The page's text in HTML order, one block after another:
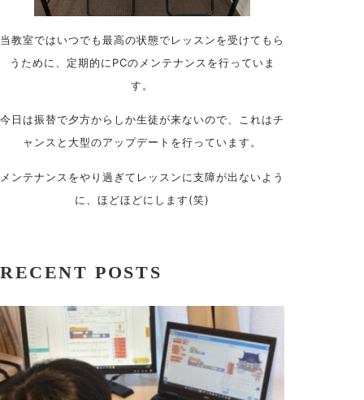
当教室ではいつでも最高の状態でレッスンを受けてもら
うために、定期的にPCのメンテナンスを行っていま
す。
今日は振替で夕方からしか生徒が来ないので、これはチ
ャンスと大型のアップデートを行っています。
メンテナンスをやり過ぎてレッスンに支障が出ないよう
に、ほどほどにします(笑)
RECENT POSTS